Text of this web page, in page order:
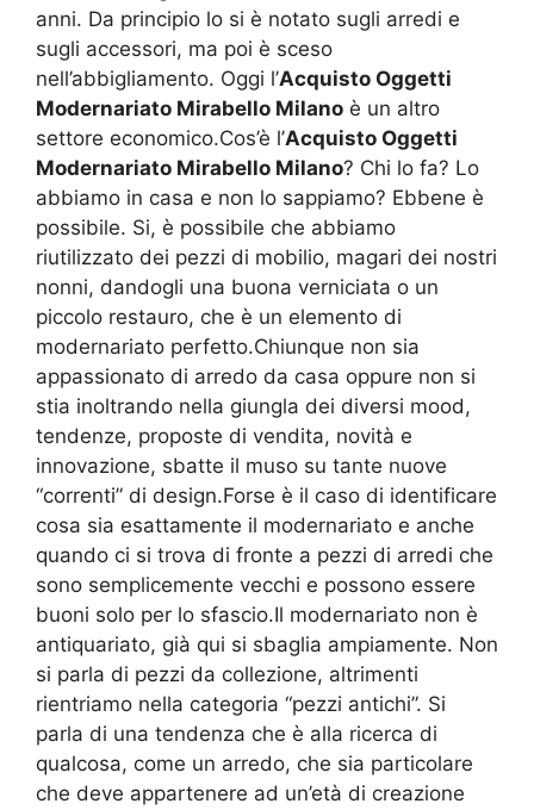
anni. Da principio lo si è notato sugli arredi e
sugli accessori, ma poi è sceso
nell’abbigliamento. Oggi l’Acquisto Oggetti
Modernariato Mirabello Milano è un altro
settore economico.Cos’è l’Acquisto Oggetti
Modernariato Mirabello Milano? Chi lo fa? Lo
abbiamo in casa e non lo sappiamo? Ebbene è
possibile. Si, è possibile che abbiamo
riutilizzato dei pezzi di mobilio, magari dei nostri
nonni, dandogli una buona verniciata o un
piccolo restauro, che è un elemento di
modernariato perfetto.Chiunque non sia
appassionato di arredo da casa oppure non si
stia inoltrando nella giungla dei diversi mood,
tendenze, proposte di vendita, novità e
innovazione, sbatte il muso su tante nuove
“correnti” di design.Forse è il caso di identificare
cosa sia esattamente il modernariato e anche
quando ci si trova di fronte a pezzi di arredi che
sono semplicemente vecchi e possono essere
buoni solo per lo sfascio.Il modernariato non è
antiquariato, già qui si sbaglia ampiamente. Non
si parla di pezzi da collezione, altrimenti
rientriamo nella categoria “pezzi antichi”. Si
parla di una tendenza che è alla ricerca di
qualcosa, come un arredo, che sia particolare
che deve appartenere ad un’età di creazione